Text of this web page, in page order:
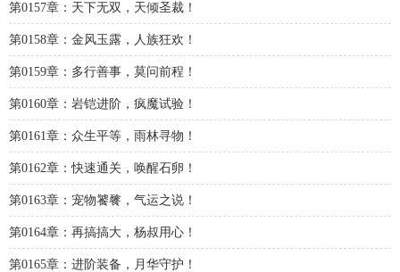
第0157章：天下无双，天倾圣裁！
第0158章：金风玉露，人族狂欢！
第0159章：多行善事，莫问前程！
第0160章：岩铠进阶，疯魔试验！
第0161章：众生平等，雨林寻物！
第0162章：快速通关，唤醒石卵！
第0163章：宠物饕餮，气运之说！
第0164章：再搞搞大，杨叔用心！
第0165章：进阶装备，月华守护！